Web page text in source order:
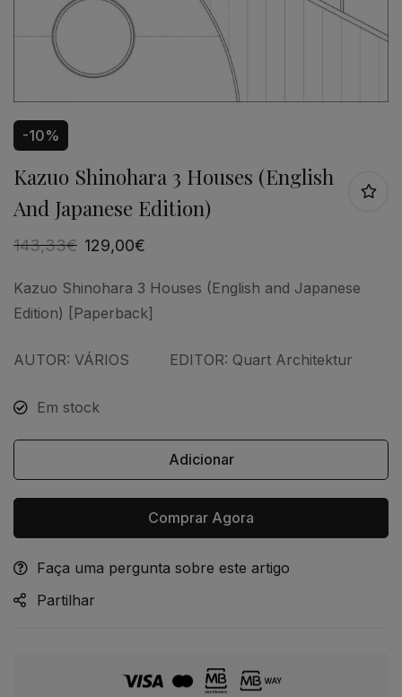
-10%
Kazuo Shinohara 3 Houses (English
And Japanese Edition)
143,33€ 129,00€
Kazuo Shinohara 3 Houses (English and Japanese
Edition) [Paperback]
AUTOR: VÁRIOS EDITOR: Quart Architektur
Em stock
Adicionar
Comprar Agora
Alternative:
Faça uma pergunta sobre este artigo
Partilhar